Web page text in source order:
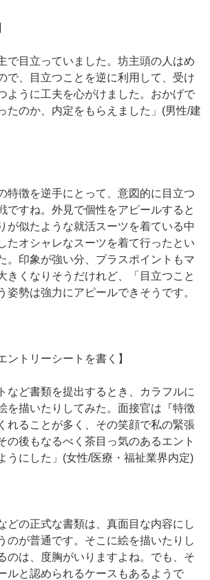
で目立っていました。坊主頭の人はめ
で、目立つことを逆に利用して、受け
ように工夫を心がけました。おかげで
たのか、内定をもらえました」(男性/建
特徴を逆手にとって、意図的に目立つ
ですね。外見で個性をアピールすると
が似たような就活スーツを着ている中
たオシャレなスーツを着て行ったとい
。印象が強い分、プラスポイントもマ
きくなりそうだけれど、「目立つこと
姿勢は強力にアピールできそうです。
ントリーシートを書く】
など書類を提出するとき、カラフルに
を描いたりしてみた。面接官は『特徴
れることが多く、その笑顔で私の緊張
の後もなるべく茶目っ気のあるエント
うにした」(女性/医療・福祉業界内定)
どの正式な書類は、真面目な内容にし
が普通です。そこに絵を描いたりし
のは、度胸がいりますよね。でも、そ
ルと認められるケースもあるようで